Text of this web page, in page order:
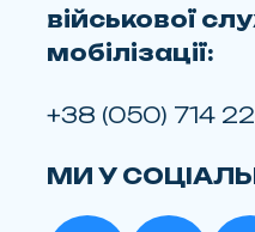
військової
мобілізації:
+38 (050) 714
МИ У